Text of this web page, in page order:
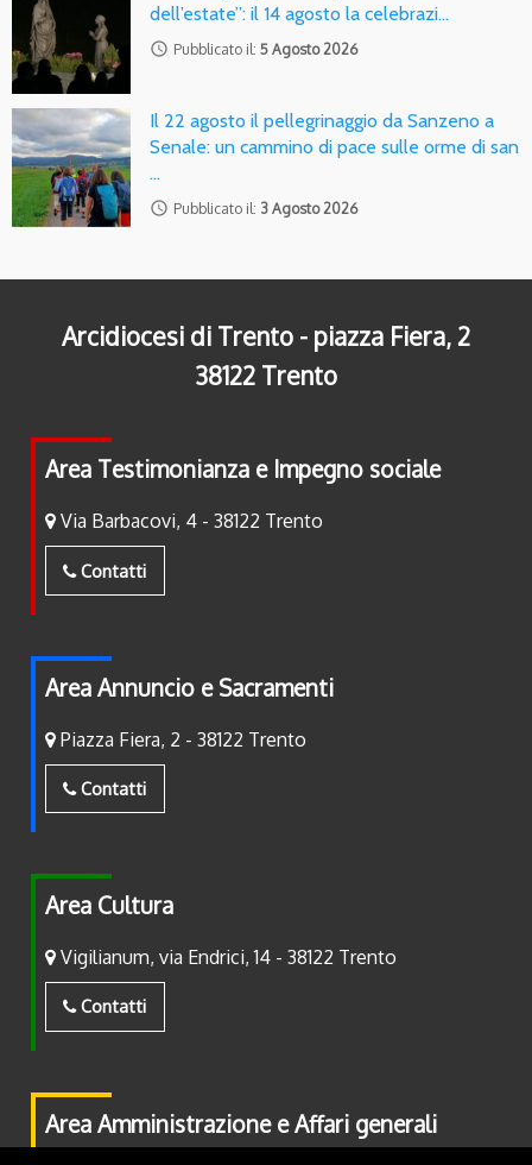
dell’estate”: il 14 agosto la celebrazi…
access_time Pubblicato il: 5 Agosto 2026
Il 22 agosto il pellegrinaggio da Sanzeno a
Senale: un cammino di pace sulle orme di san
…
access_time Pubblicato il: 3 Agosto 2026
Arcidiocesi di Trento - piazza Fiera, 2
38122 Trento
Area Testimonianza e Impegno sociale
Via Barbacovi, 4 - 38122 Trento
Contatti
Area Annuncio e Sacramenti
Piazza Fiera, 2 - 38122 Trento
Contatti
Area Cultura
Vigilianum, via Endrici, 14 - 38122 Trento
Contatti
Area Amministrazione e Affari generali